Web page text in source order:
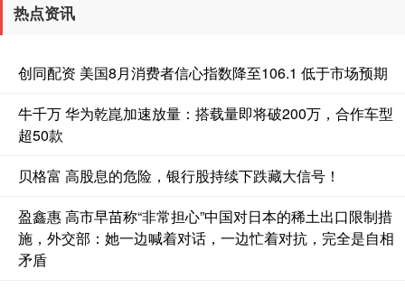
热点资讯
创同配资 美国8月消费者信心指数降至106.1 低于市场预期
牛千万 华为乾崑加速放量：搭载量即将破200万，合作车型
超50款
贝格富 高股息的危险，银行股持续下跌藏大信号！
盈鑫惠 高市早苗称“非常担心”中国对日本的稀土出口限制措
施，外交部：她一边喊着对话，一边忙着对抗，完全是自相
矛盾